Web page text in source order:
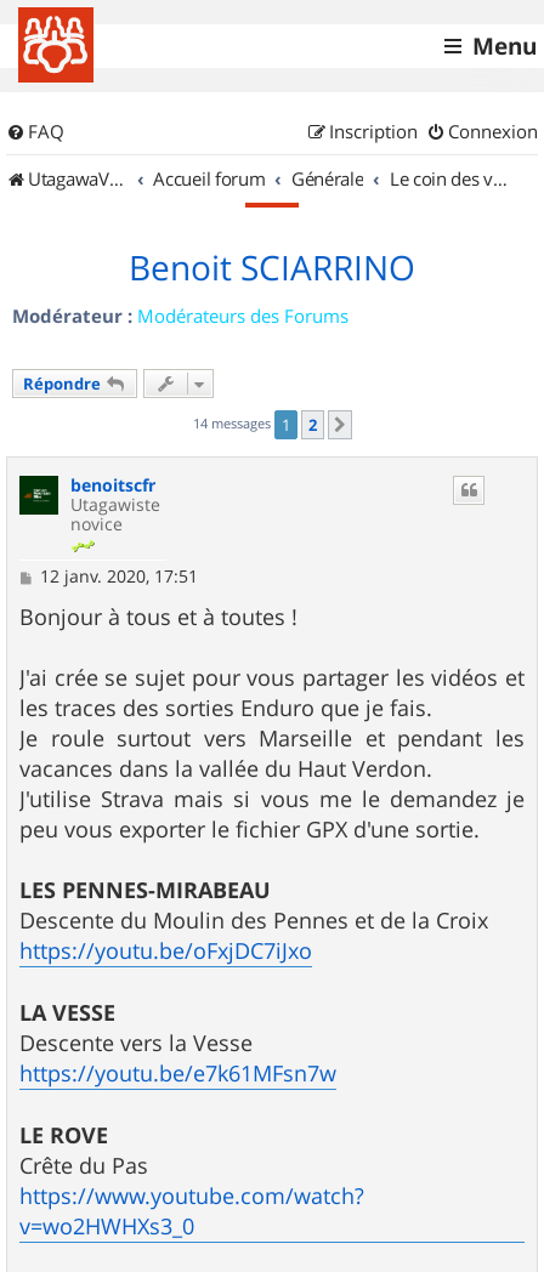
Menu
FAQ Connexion
Inscription
UtagawaVTT (Randos VTT et VTTAE avec traces GPS)
Accueil forum Générale Le coin des vidéastes
Benoit SCIARRINO
Modérateur : Modérateurs des Forums
Répondre
14 messages 1 2
benoitscfr
Utagawiste
novice
M
s
s
g
e
12 janv. 2020, 17:51
Bonjour à tous et à toutes !
J'ai crée se sujet pour vous partager les vidéos et
les traces des sorties Enduro que je fais.
Je roule surtout vers Marseille et pendant les
vacances dans la vallée du Haut Verdon.
J'utilise Strava mais si vous me le demandez je
peu vous exporter le fichier GPX d'une sortie.
LES PENNES-MIRABEAU
Descente du Moulin des Pennes et de la Croix
https://youtu.be/oFxjDC7iJxo
LA VESSE
Descente vers la Vesse
https://youtu.be/e7k61MFsn7w
LE ROVE
Crête du Pas
https://www.youtube.com/watch?
v=wo2HWHXs3_0